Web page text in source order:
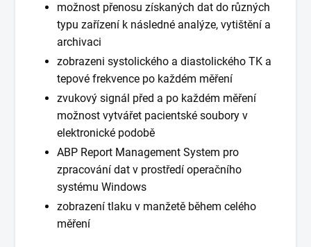
možnost přenosu získaných dat do různých
typu zařízení k následné analýze, vytištění a
archivaci
zobrazeni systolického a diastolického TK a
tepové frekvence po každém měření
zvukový signál před a po každém měření
možnost vytvářet pacientské soubory v
elektronické podobě
ABP Report Management System pro
zpracování dat v prostředí operačního
systému Windows
zobrazení tlaku v manžetě během celého
měření